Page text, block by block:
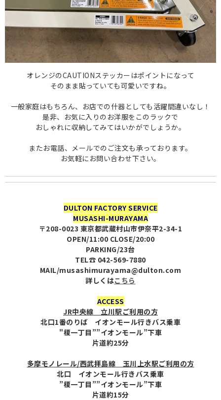
オレンジのCAUTIONステッカーはポイントになって
そのまま貼っていても可愛いですね。
一般家庭はもちろん、お店での什器としても活躍間違いなし！
是非、お気に入りのお洋服をこのラックで
おしゃれに収納してみてはいかがでしょうか。
またお電話、メールでのご注文も承っております。
お気軽にお問い合わせ下さい。
DULTON FACTORY SERVICE
MUSASHI-MURAYAMA
〒208-0023 東京都武蔵村山市伊奈平2-34-1
OPEN/11:00 CLOSE/20:00
PARKING/23台
TEL☎︎ 042-569-7880
MAIL/musashimurayama@dulton.com
詳しくはこちら
ACCESS
JR中央線 立川駅ご利用の方
北口1番のりば イオンモール行きバス乗車
"榎一丁目””イオンモール”下車
片道約25分
多摩モノレール/西武拝島線 玉川上水駅ご利用の方
北口 イオンモール行きバス乗車
”榎一丁目””イオンモール”下車
片道約15分